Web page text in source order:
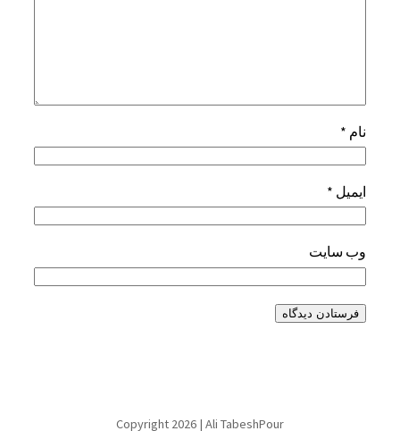
نام *
ایمیل *
وب‌ سایت
Copyright 2026 | Ali TabeshPour